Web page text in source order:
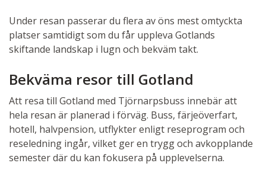
Under resan passerar du flera av öns mest omtyckta
platser samtidigt som du får uppleva Gotlands
skiftande landskap i lugn och bekväm takt.
Bekväma resor till Gotland
Att resa till Gotland med Tjörnarpsbuss innebär att
hela resan är planerad i förväg. Buss, färjeöverfart,
hotell, halvpension, utflykter enligt reseprogram och
reseledning ingår, vilket ger en trygg och avkopplande
semester där du kan fokusera på upplevelserna.